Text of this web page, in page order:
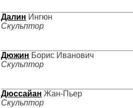
Далин Ингюн
Скульптор
Дюжин Борис Иванович
Скульптор
Дюссайан Жан-Пьер
Скульптор